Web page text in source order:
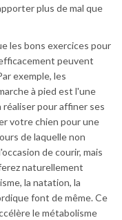
plus de mal que
les bons exercices pour
peuvent
exemple, les
à pied est l'une
pour affiner ses
votre chien pour une
de laquelle non
de courir, mais
naturellement
la natation, la
font de même. Ce
le métabolisme